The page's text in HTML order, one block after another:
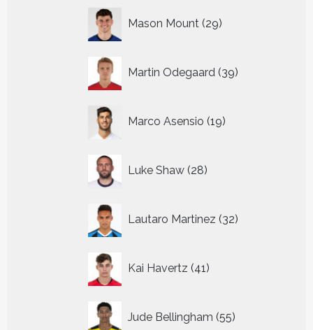
Mason Mount 29
producten
Martin Odegaard 39
producten
Marco Asensio 19
producten
Luke Shaw 28
producten
Lautaro Martinez 32
producten
Kai Havertz 41
producten
Jude Bellingham 55
producten